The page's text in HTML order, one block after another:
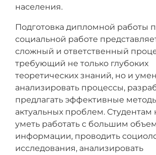
населения.
Подготовка дипломной работы
социальной работе
сложный и ответственный
требующий не только глубоких
теоретических знаний, но и
анализировать процессы,
предлагать эффективные
актуальных проблем.
уметь работать с большим
информации, проводить
исследования, анализировать